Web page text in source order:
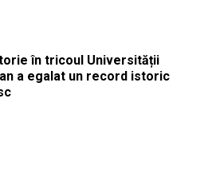
în tricoul Universității
a egalat un record istoric